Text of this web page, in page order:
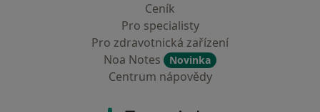
Ceník
Pro specialisty
Pro zdravotnická zařízení
Noa Notes
Novinka
Centrum nápovědy